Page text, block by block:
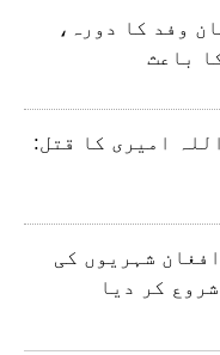
وفد کا دورہ،
باعث
امیری کا قتل:
جرمن حکومت نے 31 افغان شہریوں کی
کر دیا